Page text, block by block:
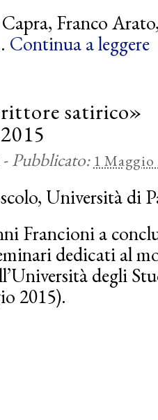
Franco
Continua a leggere
satirico»
-Pubblicato: 1 Maggio
Università di
Francioni a
dedicati al
degli
2015).